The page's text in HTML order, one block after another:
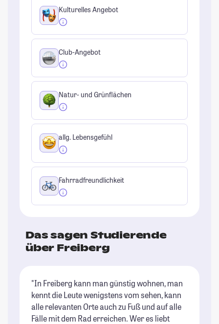
Kulturelles Angebot
Club-Angebot
Natur- und Grünflächen
allg. Lebensgefühl
Fahrradfreundlichkeit
Das sagen Studierende
über Freiberg
"In Freiberg kann man günstig wohnen, man
kennt die Leute wenigstens vom sehen, kann
alle relevanten Orte auch zu Fuß und auf alle
Fälle mit dem Rad erreichen. Wer es liebt